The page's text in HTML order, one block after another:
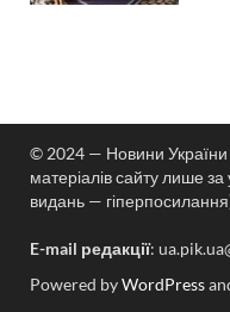
© 2024 — Новини України
матеріалів сайту лише
видань —
E-mail редакції:
Powered byWordPress